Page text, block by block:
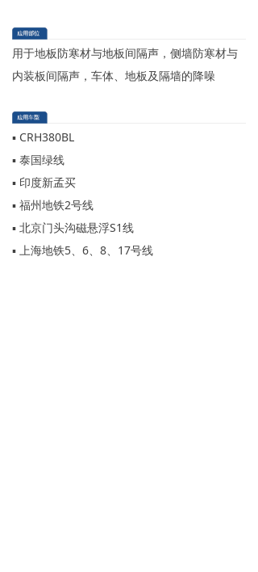
用于地板防寒材与地板间隔声，侧墙防寒材与
内装板间隔声，车体、地板及隔墙的降噪
▪ CRH380BL
▪ 泰国绿线
▪ 印度新孟买
▪ 福州地铁2号线
▪ 北京门头沟磁悬浮S1线
▪ 上海地铁5、6、8、17号线